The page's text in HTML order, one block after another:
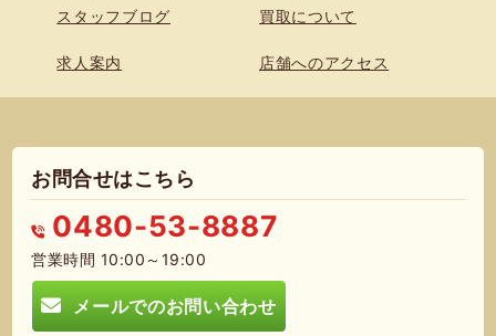
スタッフブログ 買取について
求人案内 店舗へのアクセス
お問合せはこちら
0480-53-8887
営業時間 10:00～19:00
メールでのお問い合わせ